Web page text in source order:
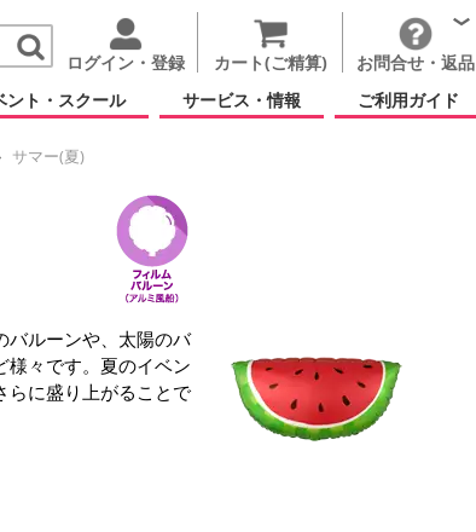
ログイン・登録 カート(ご精算)
お問合せ・返品
ント・スクール サービス・情報 ご利用ガイド
サマー(夏)
バルーンや、太陽のバ
様々です。夏のイベン
らに盛り上がることで